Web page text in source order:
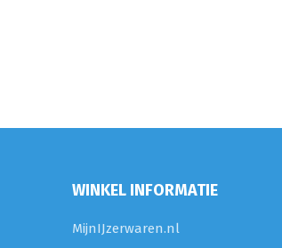
WINKEL INFORMATIE
MijnIJzerwaren.nl